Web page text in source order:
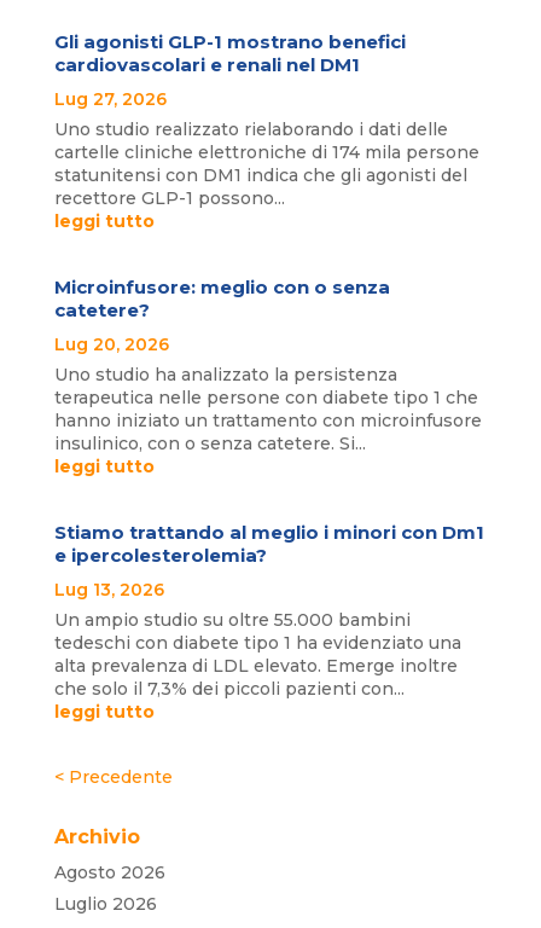
Gli agonisti GLP-1 mostrano benefici
cardiovascolari e renali nel DM1
Lug 27, 2026
Uno studio realizzato rielaborando i dati delle
cartelle cliniche elettroniche di 174 mila persone
statunitensi con DM1 indica che gli agonisti del
recettore GLP-1 possono...
leggi tutto
Microinfusore: meglio con o senza
catetere?
Lug 20, 2026
Uno studio ha analizzato la persistenza
terapeutica nelle persone con diabete tipo 1 che
hanno iniziato un trattamento con microinfusore
insulinico, con o senza catetere. Si...
leggi tutto
Stiamo trattando al meglio i minori con Dm1
e ipercolesterolemia?
Lug 13, 2026
Un ampio studio su oltre 55.000 bambini
tedeschi con diabete tipo 1 ha evidenziato una
alta prevalenza di LDL elevato. Emerge inoltre
che solo il 7,3% dei piccoli pazienti con...
leggi tutto
Archivio
Agosto 2026
Luglio 2026